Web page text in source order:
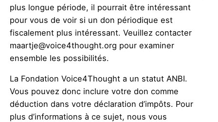
plus longue période, il pourrait être intéressant
pour vous de voir si un don périodique est
fiscalement plus intéressant. Veuillez contacter
maartje@voice4thought.org pour examiner
ensemble les possibilités.
La Fondation Voice4Thought a un statut ANBI.
Vous pouvez donc inclure votre don comme
déduction dans votre déclaration d’impôts. Pour
plus d’informations à ce sujet, nous vous